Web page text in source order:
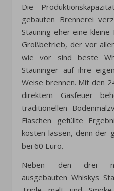
Die
gebauten Brennerei
Stauning eher eine
Großbetrieb, der vor
wie vor sind beste
Stauninger auf ihre
Weise brennen. Mit den
direktem Gasfeuer
traditionellen
Flaschen gefüllte
kosten lassen, denn der
bei 60 Euro.
Neben den drei
ausgebauten Whiskys